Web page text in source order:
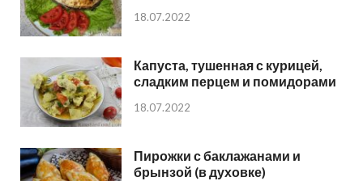
18.07.2022
Капуста, тушенная с курицей,
сладким перцем и помидорами
18.07.2022
Пирожки с баклажанами и
брынзой (в духовке)